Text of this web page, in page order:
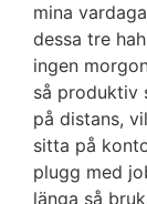
mina
dessa tre
ingen
så produktiv
på distans,
sitta på
plugg med
länga så